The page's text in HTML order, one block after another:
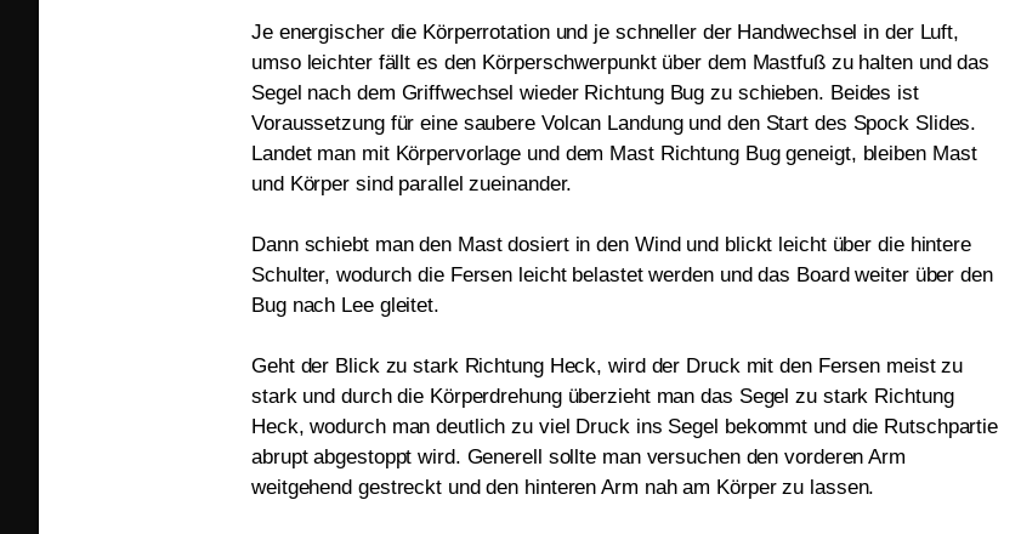
Je energischer die Körperrotation und je schneller der Handwechsel in der Luft,
umso leichter fällt es den Körperschwerpunkt über dem Mastfuß zu halten und das
Segel nach dem Griffwechsel wieder Richtung Bug zu schieben. Beides ist
Voraussetzung für eine saubere Volcan Landung und den Start des Spock Slides.
Landet man mit Körpervorlage und dem Mast Richtung Bug geneigt, bleiben Mast
und Körper sind parallel zueinander.
Dann schiebt man den Mast dosiert in den Wind und blickt leicht über die hintere
Schulter, wodurch die Fersen leicht belastet werden und das Board weiter über den
Bug nach Lee gleitet.
Geht der Blick zu stark Richtung Heck, wird der Druck mit den Fersen meist zu
stark und durch die Körperdrehung überzieht man das Segel zu stark Richtung
Heck, wodurch man deutlich zu viel Druck ins Segel bekommt und die Rutschpartie
abrupt abgestoppt wird. Generell sollte man versuchen den vorderen Arm
weitgehend gestreckt und den hinteren Arm nah am Körper zu lassen.